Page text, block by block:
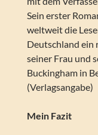
Sein erster
weltweit die
Deutschland ein
seiner Frau und
Buckingham in
(Verlagsangabe)
Mein Fazit